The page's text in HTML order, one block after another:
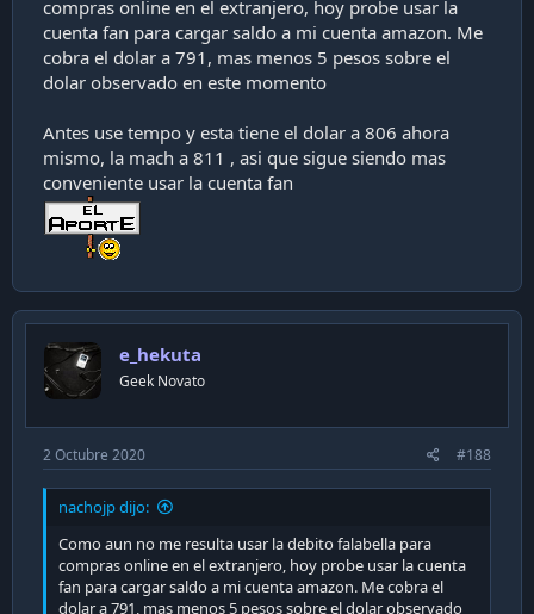
compras online en el extranjero, hoy probe usar la
cuenta fan para cargar saldo a mi cuenta amazon. Me
cobra el dolar a 791, mas menos 5 pesos sobre el
dolar observado en este momento
Antes use tempo y esta tiene el dolar a 806 ahora
mismo, la mach a 811 , asi que sigue siendo mas
conveniente usar la cuenta fan
e_hekuta
Geek Novato
2 Octubre 2020 #188
nachojp dijo:
Como aun no me resulta usar la debito falabella para
compras online en el extranjero, hoy probe usar la cuenta
fan para cargar saldo a mi cuenta amazon. Me cobra el
dolar a 791, mas menos 5 pesos sobre el dolar observado